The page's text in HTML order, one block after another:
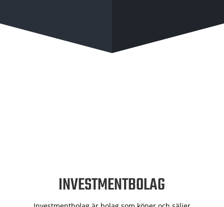
INVESTMENTBOLAG